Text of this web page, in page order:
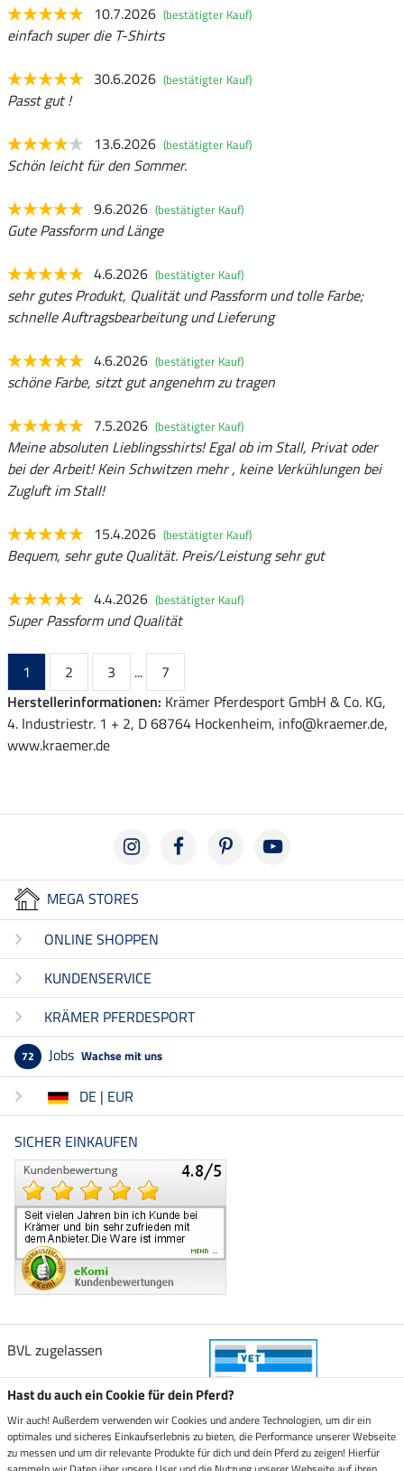
10.7.2026 (bestätigter Kauf)
einfach super die T-Shirts
30.6.2026 (bestätigter Kauf)
Passt gut !
13.6.2026 (bestätigter Kauf)
Schön leicht für den Sommer.
9.6.2026 (bestätigter Kauf)
Gute Passform und Länge
4.6.2026 (bestätigter Kauf)
sehr gutes Produkt, Qualität und Passform und tolle Farbe;
schnelle Auftragsbearbeitung und Lieferung
4.6.2026 (bestätigter Kauf)
schöne Farbe, sitzt gut angenehm zu tragen
7.5.2026 (bestätigter Kauf)
Meine absoluten Lieblingsshirts! Egal ob im Stall, Privat oder
bei der Arbeit! Kein Schwitzen mehr , keine Verkühlungen bei
Zugluft im Stall!
15.4.2026 (bestätigter Kauf)
Bequem, sehr gute Qualität. Preis/Leistung sehr gut
4.4.2026 (bestätigter Kauf)
Super Passform und Qualität
1 2 3 ...
7
Herstellerinformationen: Krämer Pferdesport GmbH & Co. KG,
4. Industriestr. 1 + 2, D 68764 Hockenheim, info@kraemer.de,
www.kraemer.de
MEGA STORES
ONLINE SHOPPEN
KUNDENSERVICE
KRÄMER PFERDESPORT
72 Jobs Wachse mit uns
DE | EUR
SICHER EINKAUFEN
BVL zugelassen
Zustellung durch
Hast du auch ein Cookie für dein Pferd?
Wir auch! Außerdem verwenden wir Cookies und andere Technologien, um dir ein
optimales und sicheres Einkaufserlebnis zu bieten, die Performance unserer Webseite
zu messen und um dir relevante Produkte für dich und dein Pferd zu zeigen! Hierfür